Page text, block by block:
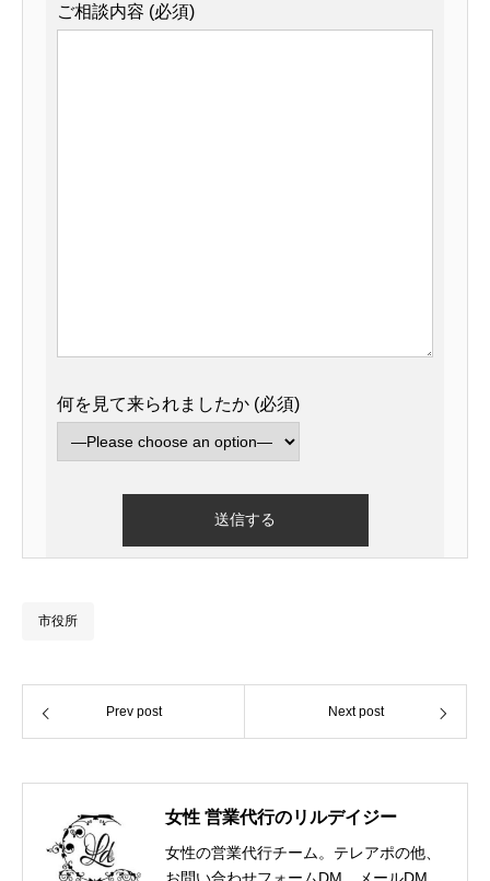
ご相談内容 (必須)
何を見て来られましたか (必須)
市役所
Prev post Next post
女性 営業代行のリルデイジー
女性の営業代行チーム。テレアポの他、